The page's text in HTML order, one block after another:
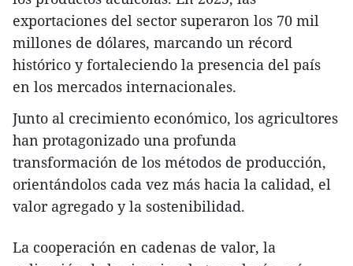
exportaciones del sector superaron los 70 mil
millones de dólares, marcando un récord
histórico y fortaleciendo la presencia del país
en los mercados internacionales.
Junto al crecimiento económico, los agricultores
han protagonizado una profunda
transformación de los métodos de producción,
orientándolos cada vez más hacia la calidad, el
valor agregado y la sostenibilidad.
La cooperación en cadenas de valor, la